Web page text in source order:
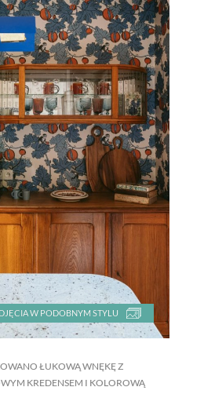
W PODOBNYM STYLU
ŁUKOWĄ WNĘKĘ Z
KREDENSEM I KOLOROWĄ